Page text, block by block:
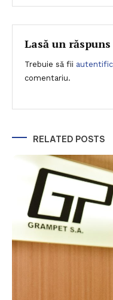
în
articole
Lasă un răspuns
Trebuie să fii
comentariu.
RELATED POSTS